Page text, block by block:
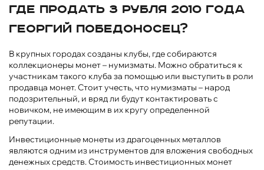
Где продать 3 рубля 2010 года
Георгий Победоносец?
В крупных городах созданы клубы, где собираются
коллекционеры монет – нумизматы. Можно обратиться к
участникам такого клуба за помощью или выступить в роли
продавца монет. Стоит учесть, что нумизматы – народ
подозрительный, и вряд ли будут контактировать с
новичком, не имеющим в их кругу определенной
репутации.
Инвестиционные монеты из драгоценных металлов
являются одним из инструментов для вложения свободных
денежных средств. Стоимость инвестиционных монет